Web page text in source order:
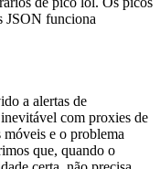
JSON funciona
a alertas de
com proxies de
e o problema
que, quando o